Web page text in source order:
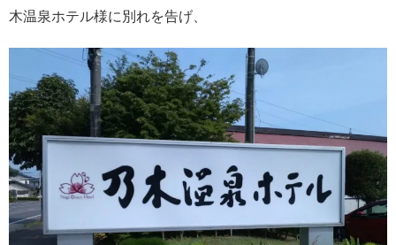
木温泉ホテル様に別れを告げ、